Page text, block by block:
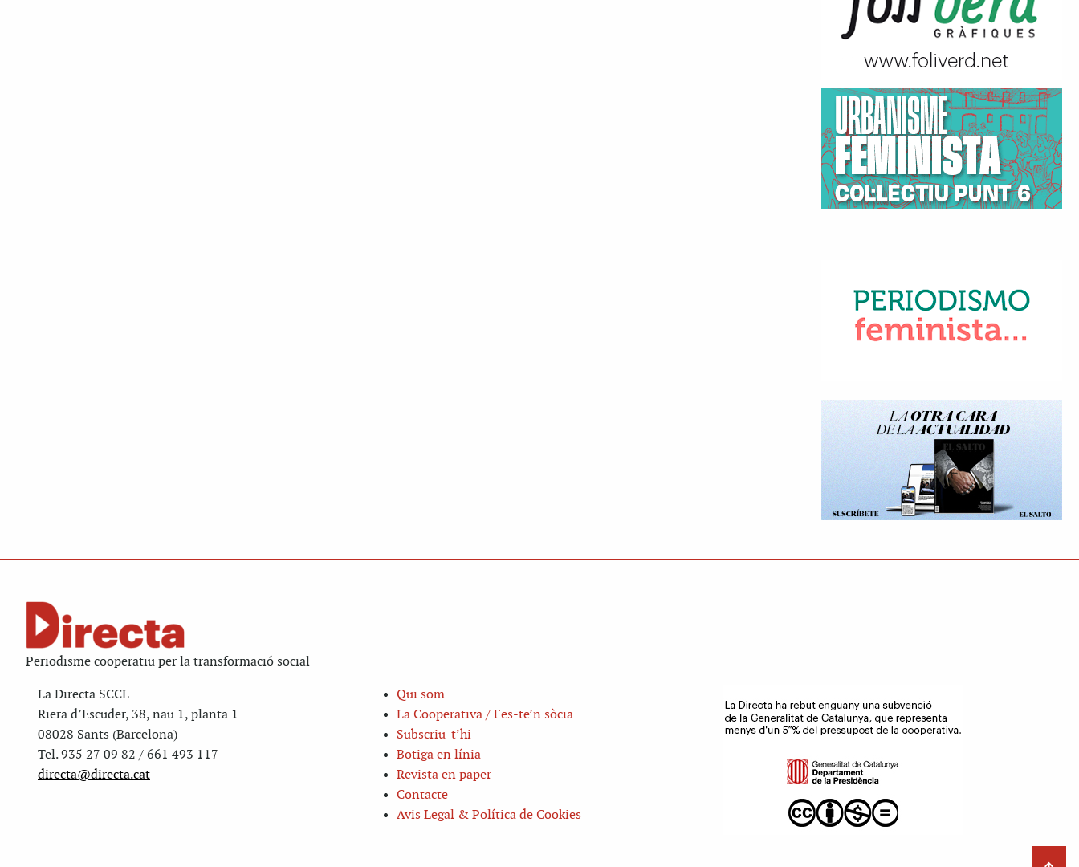
Periodisme cooperatiu per la transformació social
La Directa SCCL
Riera d’Escuder, 38, nau 1, planta 1
08028 Sants (Barcelona)
Tel. 935 27 09 82 / 661 493 117
directa@directa.cat
Qui som
La Cooperativa / Fes-te’n sòcia
Subscriu-t’hi
Botiga en línia
Revista en paper
Contacte
Avis Legal & Política de Cookies